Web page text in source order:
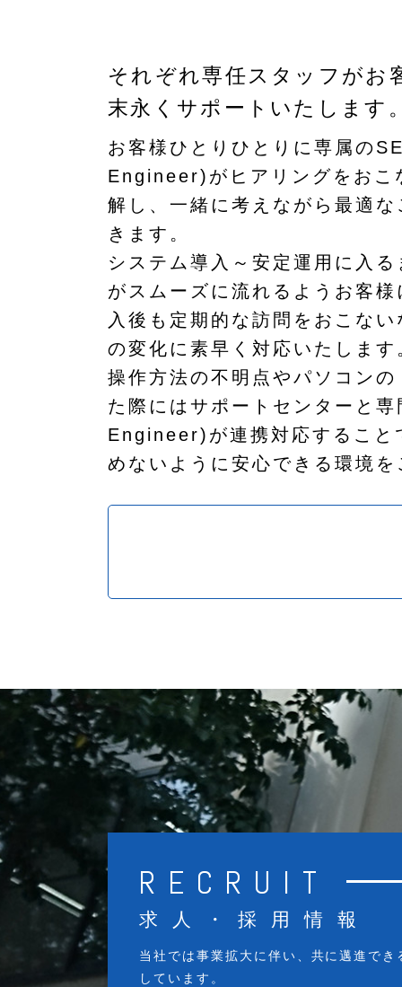
それぞれ専任スタッフがお
末永くサポートいたします
お客様ひとりひとりに専属の
Engineer)がヒアリングをおこ
解し、一緒に考えながら最適
きます。
システム導入～安定運用に入
がスムーズに流れるようお客
入後も定期的な訪問をおこな
の変化に素早く対応いたします
操作方法の不明点やパソコン
た際にはサポートセンターと
Engineer)が連携対応すること
めないように安心できる環境
RECRUIT
求人・採用情報
当社では事業拡大に伴い、共に邁進でき
しています。